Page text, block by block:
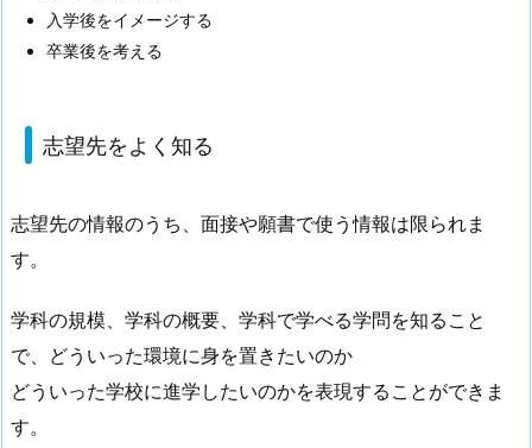
入学後をイメージする
卒業後を考える
志望先をよく知る
志望先の情報のうち、面接や願書で使う情報は限られま
す。
学科の規模、学科の概要、学科で学べる学問を知ること
で、どういった環境に身を置きたいのか
どういった学校に進学したいのかを表現することができま
す。